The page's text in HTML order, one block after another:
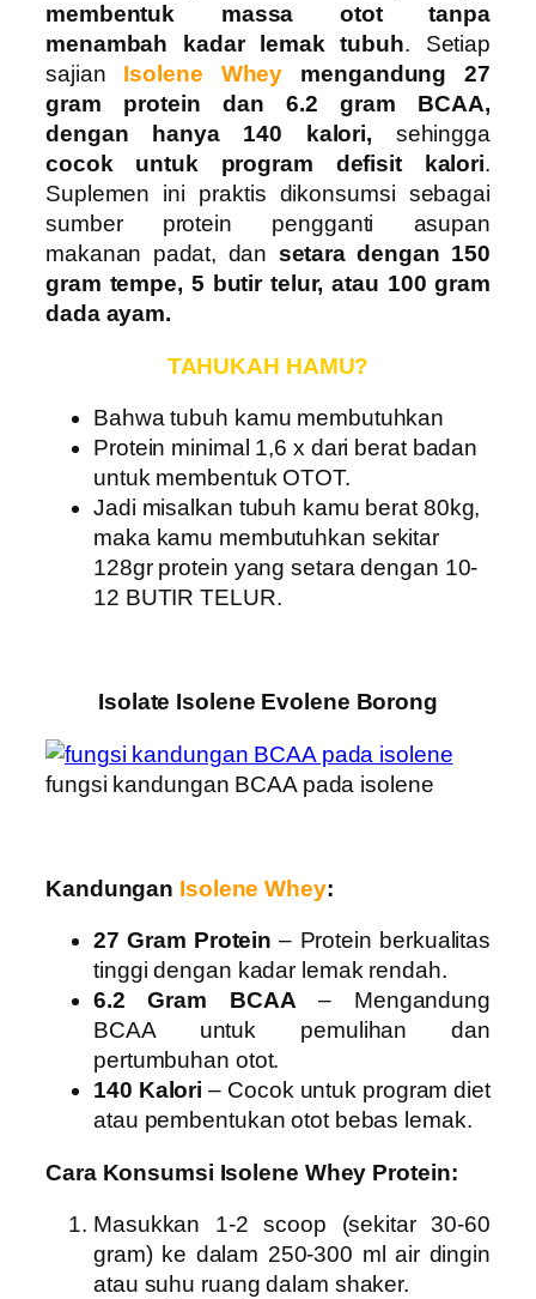
membentuk massa otot tanpa
menambah kadar lemak tubuh. Setiap
sajian Isolene Whey
mengandung 27
gram protein dan 6.2 gram BCAA,
dengan hanya 140 kalori, sehingga
cocok untuk program defisit kalori.
Suplemen ini praktis dikonsumsi sebagai
sumber protein pengganti asupan
makanan padat, dan setara dengan 150
gram tempe, 5 butir telur, atau 100 gram
dada ayam.
TAHUKAH HAMU?
Bahwa tubuh kamu membutuhkan
Protein minimal 1,6 x dari berat badan
untuk membentuk OTOT.
Jadi misalkan tubuh kamu berat 80kg,
maka kamu membutuhkan sekitar
128gr protein yang setara dengan 10-
12 BUTIR TELUR.
Isolate Isolene Evolene Borong
fungsi kandungan BCAA pada isolene
Kandungan Isolene Whey:
27 Gram Protein – Protein berkualitas
tinggi dengan kadar lemak rendah.
6.2 Gram BCAA – Mengandung
BCAA untuk pemulihan dan
pertumbuhan otot.
140 Kalori – Cocok untuk program diet
atau pembentukan otot bebas lemak.
Cara Konsumsi Isolene Whey Protein:
Masukkan 1-2 scoop (sekitar 30-60
gram) ke dalam 250-300 ml air dingin
atau suhu ruang dalam shaker.